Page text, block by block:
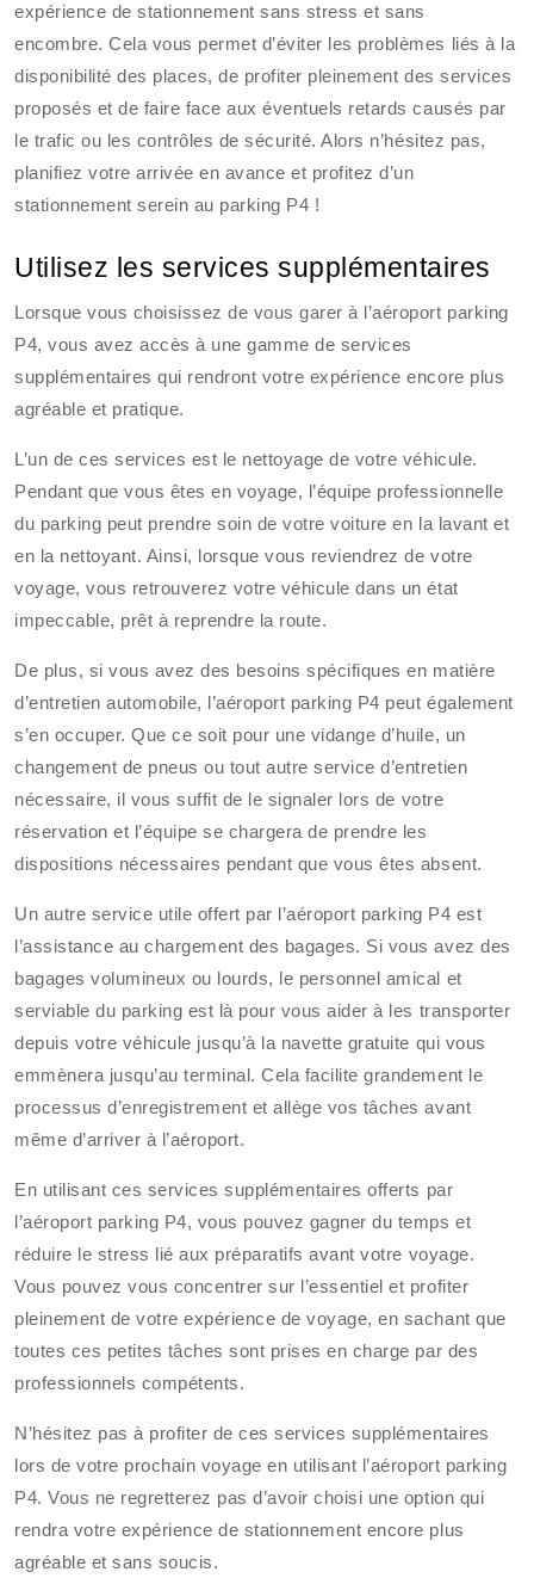
expérience de stationnement sans stress et sans
encombre. Cela vous permet d’éviter les problèmes liés à la
disponibilité des places, de profiter pleinement des services
proposés et de faire face aux éventuels retards causés par
le trafic ou les contrôles de sécurité. Alors n’hésitez pas,
planifiez votre arrivée en avance et profitez d’un
stationnement serein au parking P4 !
Utilisez les services supplémentaires
Lorsque vous choisissez de vous garer à l’aéroport parking
P4, vous avez accès à une gamme de services
supplémentaires qui rendront votre expérience encore plus
agréable et pratique.
L’un de ces services est le nettoyage de votre véhicule.
Pendant que vous êtes en voyage, l’équipe professionnelle
du parking peut prendre soin de votre voiture en la lavant et
en la nettoyant. Ainsi, lorsque vous reviendrez de votre
voyage, vous retrouverez votre véhicule dans un état
impeccable, prêt à reprendre la route.
De plus, si vous avez des besoins spécifiques en matière
d’entretien automobile, l’aéroport parking P4 peut également
s’en occuper. Que ce soit pour une vidange d’huile, un
changement de pneus ou tout autre service d’entretien
nécessaire, il vous suffit de le signaler lors de votre
réservation et l’équipe se chargera de prendre les
dispositions nécessaires pendant que vous êtes absent.
Un autre service utile offert par l’aéroport parking P4 est
l’assistance au chargement des bagages. Si vous avez des
bagages volumineux ou lourds, le personnel amical et
serviable du parking est là pour vous aider à les transporter
depuis votre véhicule jusqu’à la navette gratuite qui vous
emmènera jusqu’au terminal. Cela facilite grandement le
processus d’enregistrement et allège vos tâches avant
même d’arriver à l’aéroport.
En utilisant ces services supplémentaires offerts par
l’aéroport parking P4, vous pouvez gagner du temps et
réduire le stress lié aux préparatifs avant votre voyage.
Vous pouvez vous concentrer sur l’essentiel et profiter
pleinement de votre expérience de voyage, en sachant que
toutes ces petites tâches sont prises en charge par des
professionnels compétents.
N’hésitez pas à profiter de ces services supplémentaires
lors de votre prochain voyage en utilisant l’aéroport parking
P4. Vous ne regretterez pas d’avoir choisi une option qui
rendra votre expérience de stationnement encore plus
agréable et sans soucis.